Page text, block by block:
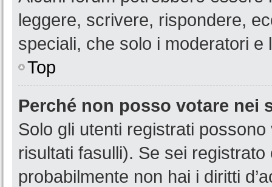
leggere, scrivere, rispondere,
speciali, che solo i moderatori e
Top
Perché non posso votare nei
Solo gli utenti registrati
risultati fasulli). Se sei
probabilmente non hai i diritti